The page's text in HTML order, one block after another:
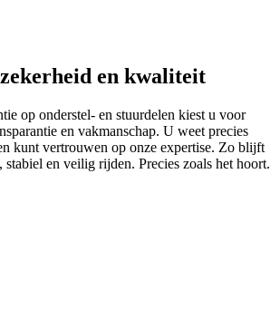
en kwaliteit
op onderstel- en stuurdelen kiest u voor
en vakmanschap. U weet precies
kunt vertrouwen op onze expertise. Zo blijft
en veilig rijden. Precies zoals het hoort.